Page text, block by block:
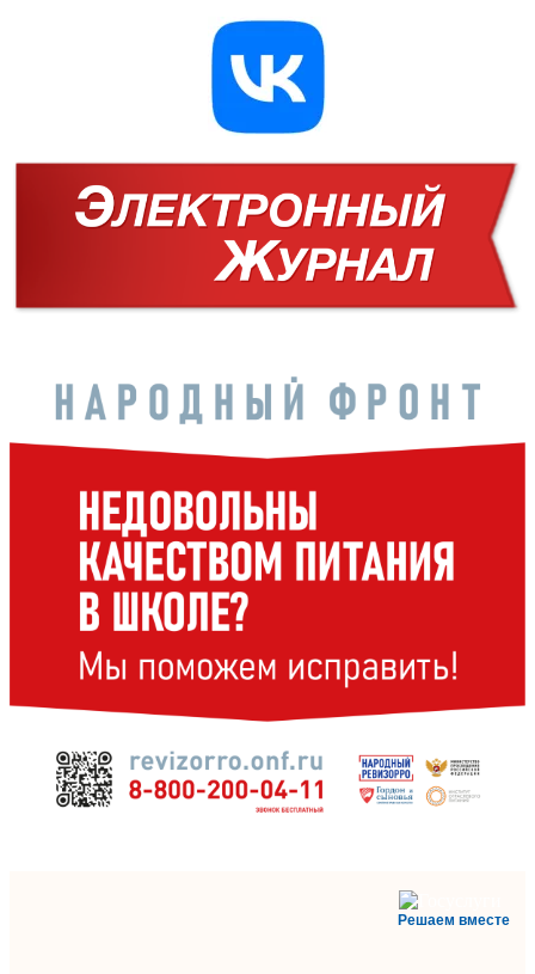
Решаем вместе